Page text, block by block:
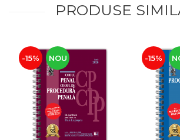
PRODUSE
-15% NOU -15%